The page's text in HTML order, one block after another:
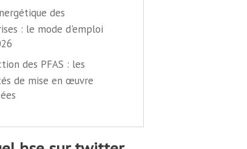
des
: le mode d'emploi
des PFAS : les
de mise en œuvre